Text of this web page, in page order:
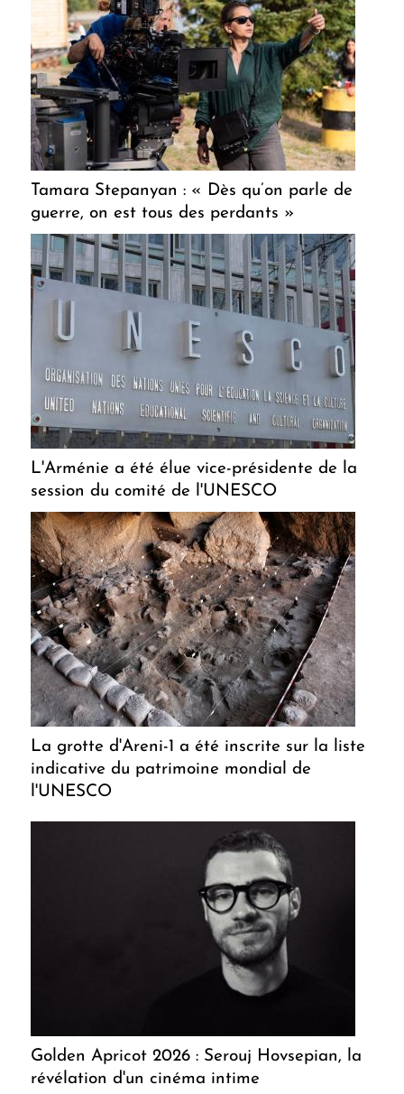
Tamara Stepanyan : « Dès qu’on parle de
guerre, on est tous des perdants »
L'Arménie a été élue vice-présidente de la
session du comité de l'UNESCO
La grotte d'Areni-1 a été inscrite sur la liste
indicative du patrimoine mondial de
l'UNESCO
Golden Apricot 2026 : Serouj Hovsepian, la
révélation d'un cinéma intime